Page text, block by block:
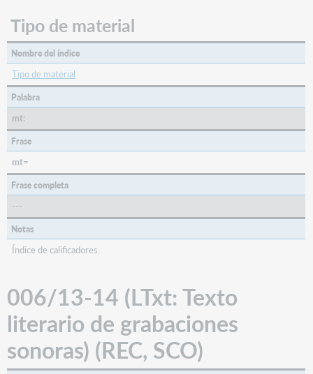
Tipo de material
Nombre del índice
Tipo de material
Palabra
mt:
Frase
mt=
Frase completa
---
Notas
Índice de calificadores.
006/13-14 (LTxt: Texto
literario de grabaciones
sonoras) (REC, SCO)